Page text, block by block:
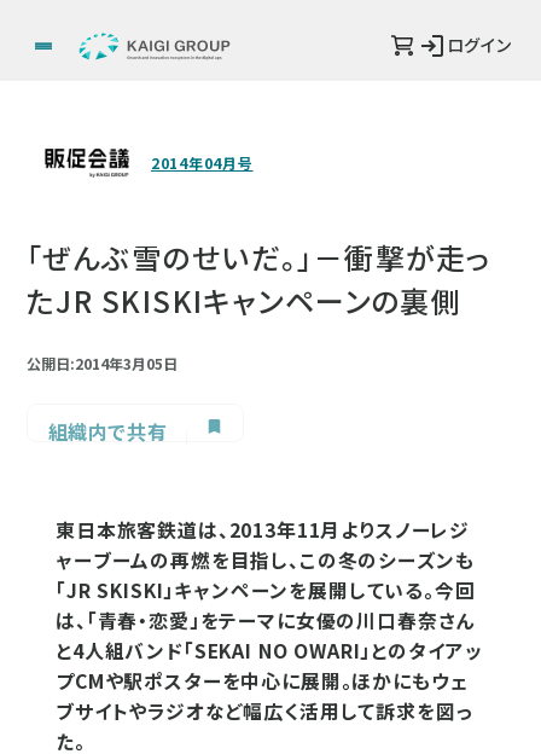
ログイン
2014年04月号
「ぜんぶ雪のせいだ。」－衝撃が走っ
たJR SKISKIキャンペーンの裏側
公開日:2014年3月05日
組織内で共有
東日本旅客鉄道は、2013年11月よりスノーレジ
ャーブームの再燃を目指し、この冬のシーズンも
「JR SKISKI」キャンペーンを展開している。今回
は、「青春・恋愛」をテーマに女優の川口春奈さん
と4人組バンド「SEKAI NO OWARI」とのタイアッ
プCMや駅ポスターを中心に展開。ほかにもウェ
ブサイトやラジオなど幅広く活用して訴求を図っ
た。